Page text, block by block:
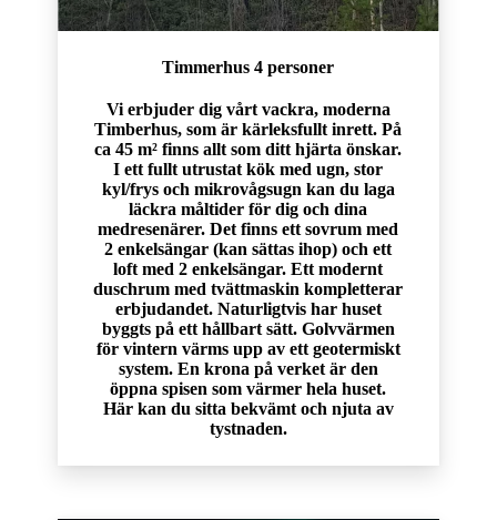
Timmerhus 4 personer
Vi erbjuder dig vårt vackra, moderna
Timberhus, som är kärleksfullt inrett. På
ca 45 m² finns allt som ditt hjärta önskar.
I ett fullt utrustat kök med ugn, stor
kyl/frys och mikrovågsugn kan du laga
läckra måltider för dig och dina
medresenärer. Det finns ett sovrum med
2 enkelsängar (kan sättas ihop) och ett
loft med 2 enkelsängar. Ett modernt
duschrum med tvättmaskin kompletterar
erbjudandet. Naturligtvis har huset
byggts på ett hållbart sätt. Golvvärmen
för vintern värms upp av ett geotermiskt
system. En krona på verket är den
öppna spisen som värmer hela huset.
Här kan du sitta bekvämt och njuta av
tystnaden.